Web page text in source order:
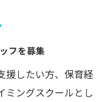
フを募集
援したい方、保育経
ミングスクールとし